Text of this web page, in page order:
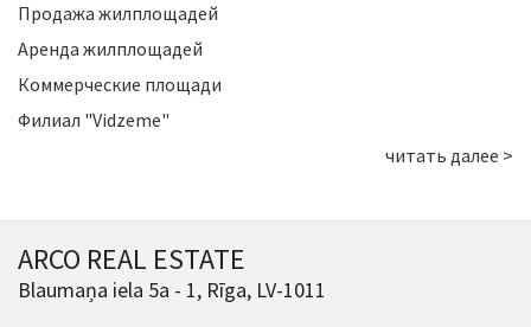
Продажа жилплощадей
Аренда жилплощадей
Коммерческие площади
Филиал "Vidzeme"
читать далее >
ARCO REAL ESTATE
Blaumaņa iela 5a - 1, Rīga, LV-1011